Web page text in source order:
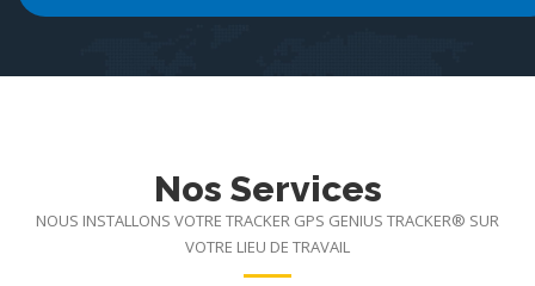
Nos Services
NOUS INSTALLONS VOTRE TRACKER GPS GENIUS TRACKER® SUR
VOTRE LIEU DE TRAVAIL